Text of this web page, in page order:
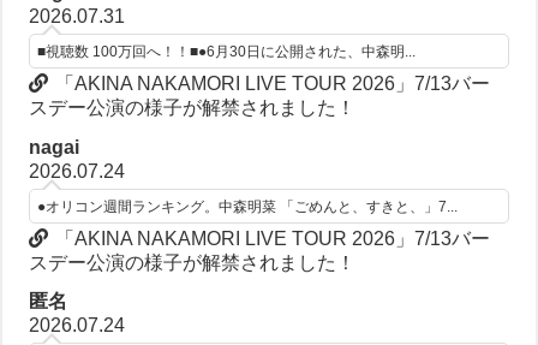
2026.07.31
■視聴数 100万回へ！！■●6月30日に公開された、中森明...
「AKINA NAKAMORI LIVE TOUR 2026」7/13バー
スデー公演の様子が解禁されました！
nagai
2026.07.24
●オリコン週間ランキング。中森明菜 「ごめんと、すきと、」7...
「AKINA NAKAMORI LIVE TOUR 2026」7/13バー
スデー公演の様子が解禁されました！
匿名
2026.07.24